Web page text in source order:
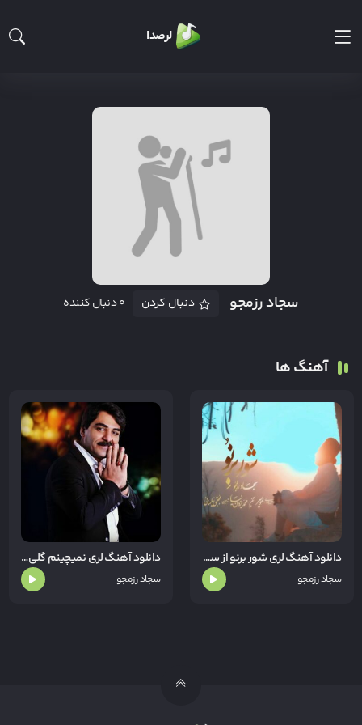
لرصدا
سجاد رزمجو دنبال کردن ۰ دنبال کننده
آهنگ ها
دانلود آهنگ لری شور برنو از سجاد رزمجو
سجاد رزمجو
دانلود آهنگ لری نمیچینم گلی از سجاد رزمجو
سجاد رزمجو